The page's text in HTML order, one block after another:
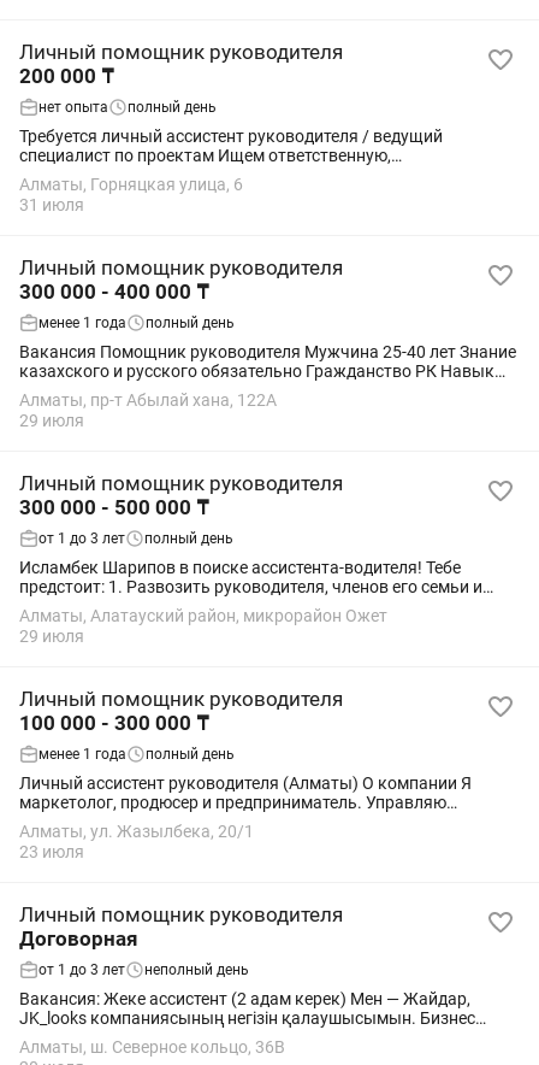
Личный помощник руководителя
200 000 ₸
нет опыта полный день
Требуется личный ассистент руководителя / ведущий
специалист по проектам Ищем ответственную,
организованную и энергичную девушку в нашу команду.
Требования: • Девушка от 21 до 28 лет. • Свободное...
Алматы, Горняцкая улица, 6
31 июля
Личный помощник руководителя
300 000 - 400 000 ₸
менее 1 года полный день
Вакансия Помощник руководителя Мужчина 25-40 лет Знание
казахского и русского обязательно Гражданство РК Навык
работы в Срм системе График работы Пн-пт, с 10.00 до 20.00
Зп 300-400 тысяч
Алматы, пр-т Абылай хана, 122А
29 июля
Личный помощник руководителя
300 000 - 500 000 ₸
от 1 до 3 лет полный день
Исламбек Шарипов в поиске ассистента-водителя! Тебе
предстоит: 1. Развозить руководителя, членов его семьи и
сотрудников по различным местам. 2. Выполнять поручения
связанные с перевозкой и...
Алматы, Алатауский район, микрорайон Ожет
29 июля
Личный помощник руководителя
100 000 - 300 000 ₸
менее 1 года полный день
Личный ассистент руководителя (Алматы) О компании Я
маркетолог, продюсер и предприниматель. Управляю
маркетингом, рекламой, контентом, съёмками, запуском
проектов и развитием бизнеса. Сейчас ищу...
Алматы, ул. Жазылбека, 20/1
23 июля
Личный помощник руководителя
Договорная
от 1 до 3 лет неполный день
Вакансия: Жеке ассистент (2 адам керек) Мен — Жайдар,
JK_looks компаниясының негізін қалаушысымын. Бизнес
саласында 20 жылдық тәжірибем бар. Қазіргі таңда Аслан
Жумабаев-тің The One System...
Алматы, ш. Северное кольцо, 36В